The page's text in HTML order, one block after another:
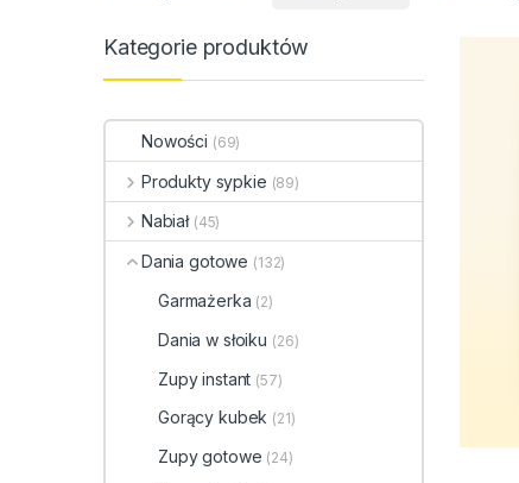
Kategorie produktów
Nowości (69)
Produkty sypkie (89)
Nabiał (45)
Dania gotowe (132)
Garmażerka (2)
Dania w słoiku (26)
Zupy instant (57)
Gorący kubek (21)
Zupy gotowe (24)